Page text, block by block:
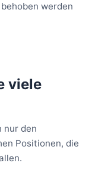
werden
viele
nur den
Positionen, die